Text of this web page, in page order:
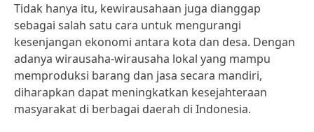
Tidak hanya itu, kewirausahaan juga dianggap
sebagai salah satu cara untuk mengurangi
kesenjangan ekonomi antara kota dan desa. Dengan
adanya wirausaha-wirausaha lokal yang mampu
memproduksi barang dan jasa secara mandiri,
diharapkan dapat meningkatkan kesejahteraan
masyarakat di berbagai daerah di Indonesia.